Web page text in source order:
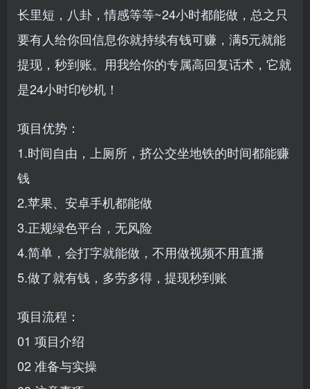
长里短，八卦，情感等等~24小时都能做，总之只
要有人给你回信息你就持续有钱可赚，满5元就能
提现，秒到账。用我给你的专属高回复话术，它就
是24小时印钞机！
项目优势：
1.时间自由，上厕所，挤公交坐地铁的时间都能赚
钱
2.苹果、安卓手机都能做
3.正规绿色平台，无风险
4.简单，会打字就能做，不用做视频不用直播
5.做了就有钱，多劳多得，提现秒到账
项目流程：
01 项目介绍
02 准备与实操